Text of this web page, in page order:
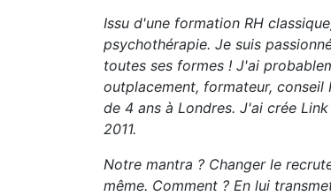
Issu d'une formation RH
psychothérapie. Je suis
toutes ses formes ! J'ai
outplacement, formateur, conseil
de 4 ans à Londres. J'ai crée
2011.
Notre mantra ? Changer le
même. Comment ? En lui